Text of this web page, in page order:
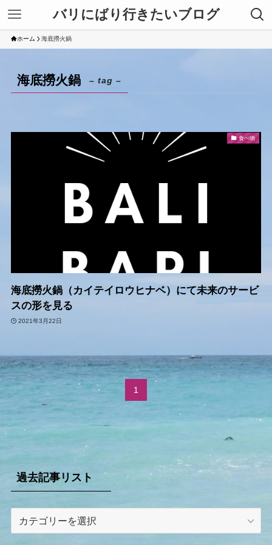
バリにばり行きたいブログ
ホーム 海底撈火鍋
海底撈火鍋 – tag –
食べ物
海底撈火鍋（カイテイロウヒナベ）にて未来のサービ
スの形を見る
2021年3月22日
1
過去記事リスト